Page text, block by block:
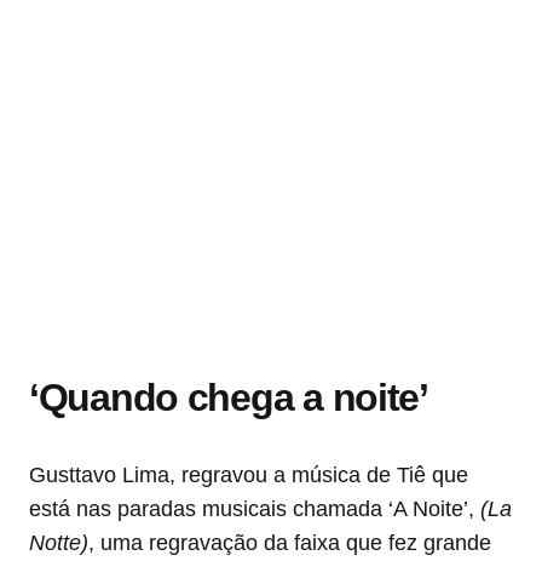
‘Quando chega a noite’
Gusttavo Lima, regravou a música de Tiê que
está nas paradas musicais chamada ‘A Noite’, (La
Notte), uma regravação da faixa que fez grande